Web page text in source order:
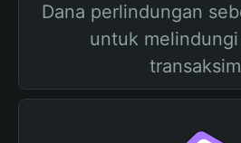
Dana perlindungan
untuk